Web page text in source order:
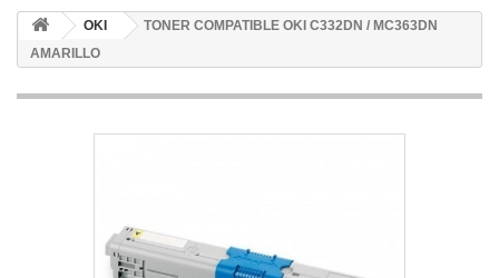
OKI
TONER COMPATIBLE OKI C332DN / MC363DN
AMARILLO